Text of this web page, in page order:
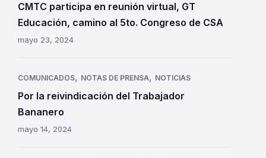
CMTC
CMTC participa en reunión virtual, GT
Educación, camino al 5to. Congreso de CSA
mayo 23, 2024
COMUNICADOS, NOTAS DE PRENSA, NOTICIAS
Por la reivindicación del Trabajador
Bananero
mayo 14, 2024